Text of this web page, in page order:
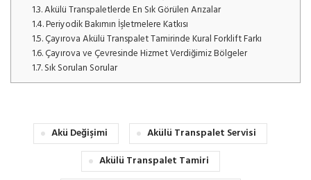
1.3.Akülü Transpaletlerde En Sık Görülen Arızalar
1.4.Periyodik Bakımın İşletmelere Katkısı
1.5.Çayırova Akülü Transpalet Tamirinde Kural Forklift Farkı
1.6.Çayırova ve Çevresinde Hizmet Verdiğimiz Bölgeler
1.7.Sık Sorulan Sorular
Akü Değişimi
Akülü Transpalet Servisi
Akülü Transpalet Tamiri